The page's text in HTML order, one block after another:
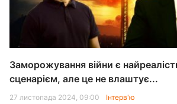
Заморожування війни є
сценарієм, але це не влаштує...
27 листопада 2024, 09:00 Інтерв'ю